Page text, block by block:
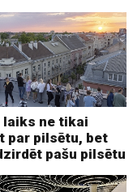
laiks ne tikai
par pilsētu, bet
pašu pilsētu